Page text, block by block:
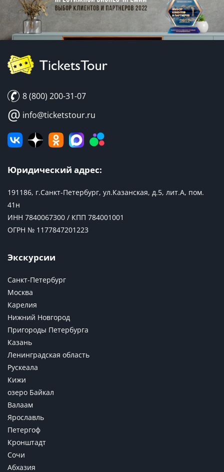
8 (800) 200-31-07
@ info@ticketstour.ru
Юридический адрес:
191186, г.Санкт-Петербург, ул.Казанская, д.5, лит.А, пом.
41н
ИНН 7840067300 / КПП 784001001
ОГРН № 1177847201223
Экскурсии
Санкт-Петербург
Москва
Карелия
Нижний Новгород
Пригороды Петербурга
Казань
Ленинградская область
Рускеала
Кижи
озеро Байкал
Валаам
Ярославль
Петергоф
Кронштадт
Сочи
Абхазия